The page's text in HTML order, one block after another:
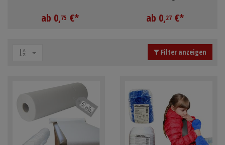
ab 0,75 €* ab 0,27 €*
Filter anzeigen